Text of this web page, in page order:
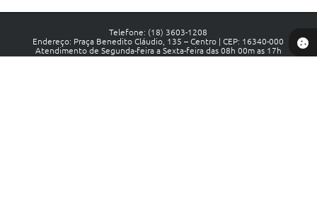
Telefone: (18) 3603-1208
Endereço: Praça Benedito Cláudio, 135 – Centro | CEP: 16340-000
Atendimento de Segunda-feira a Sexta-feira das 08h 00m as 17h